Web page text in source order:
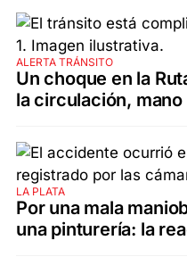
ALERTA TRÁNSITO
Un choque en la
la circulación, mano
LA PLATA
Por una mala
una pinturería: la